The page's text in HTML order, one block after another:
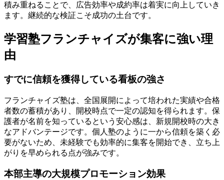
積み重ねることで、広告効率や成約率は着実に向上していき
ます。継続的な検証こそ成功の土台です。
学習塾フランチャイズが集客に強い理
由
すでに信頼を獲得している看板の強さ
フランチャイズ塾は、全国展開によって培われた実績や合格
者数の蓄積があり、開校時点で一定の認知を得られます。 保
護者が名前を知っているという安心感は、新規開校時の大き
なアドバンテージです。個人塾のように一から信頼を築く必
要がないため、未経験でも効率的に集客を開始でき、立ち上
がりを早められる点が強みです。
本部主導の大規模プロモーション効果